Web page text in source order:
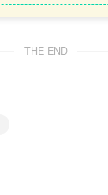
THE END